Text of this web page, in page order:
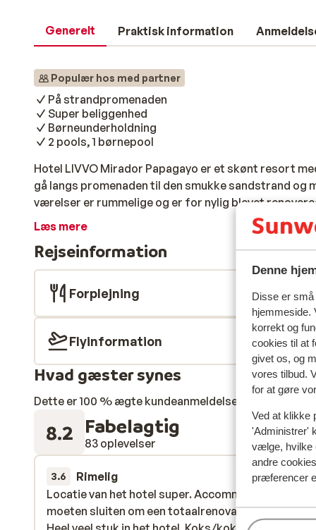
Denne
Disse er
hjemmeside.
korrekt og
cookies til at
givet os, og
vores tilbud.
for at gøre
Ved at klikke
'Administrer'
vælge, hvilke
andre
præferencer
Generelt Praktisk information
Populær hos med partner
På strandpromenaden
Super beliggenhed
Børneunderholdning
2 pools, 1 børnepool
Hotel LIVVO Mirador Papagayo er et skønt resort
gå langs promenaden til den smukke sandstrand og
værelser er rummelige og er for nylig blevet
være hjemme. På din ferie på Mirador LIVVO
afslapning ved en af de to swimmingpools og nyde
at glemme hverdagens stress på. Feriestedet har
arrangeres håndværksworkshops og
Læs mere
Rejseinformation
Forplejning
Flyinformation
Hvad gæster synes
Dette er 100 % ægte kundeanmeldelser, der ærligt
8.2 Fabelagtig
83 oplevelser
3.6 Rimelig
16. maj
Locatie van het hotel super. Accommodaties zou
moeten sluiten om een totaalrenovatie uit te
Locatie van het hotel super. Accommodaties zou
moeten sluiten om een totaalrenovatie uit te